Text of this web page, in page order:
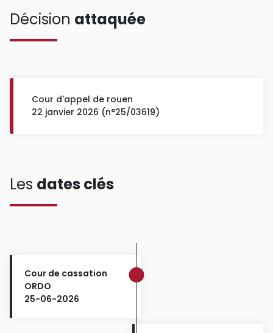
Décision attaquée
Cour d'appel de rouen
22 janvier 2026 (n°25/03619)
Les dates clés
Cour de cassation
ORDO
25-06-2026